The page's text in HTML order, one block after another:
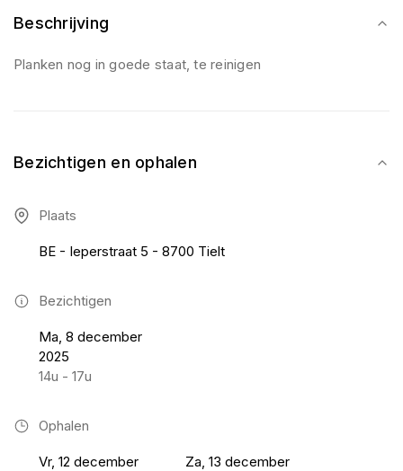
Beschrijving
Planken nog in goede staat, te reinigen
Bezichtigen en ophalen
Plaats
BE - Ieperstraat 5 - 8700 Tielt
Bezichtigen
Ma, 8 december
2025
14u - 17u
Ophalen
Vr, 12 december
Za, 13 december